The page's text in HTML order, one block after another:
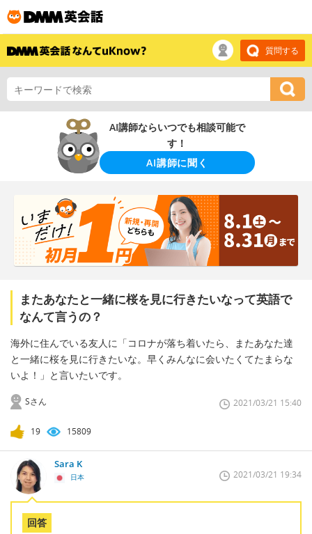
質問する
AI講師ならいつでも相談可能で
す！
AI講師に聞く
またあなたと一緒に桜を見に行きたいなって英語で
なんて言うの？
海外に住んでいる友人に「コロナが落ち着いたら、またあなた達
と一緒に桜を見に行きたいな。早くみんなに会いたくてたまらな
いよ！」と言いたいです。
Sさん 2021/03/21 15:40
19 15809
Sara K
日本 2021/03/21 19:34
回答